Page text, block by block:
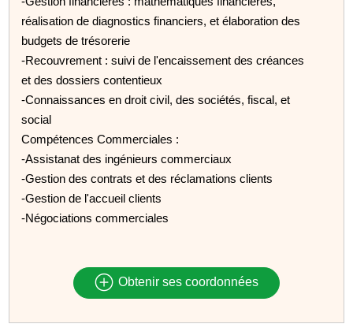
réalisation de diagnostics financiers, et élaboration des
budgets de trésorerie
-Recouvrement : suivi de l'encaissement des créances
et des dossiers contentieux
-Connaissances en droit civil, des sociétés, fiscal, et
social
Compétences Commerciales :
-Assistanat des ingénieurs commerciaux
-Gestion des contrats et des réclamations clients
-Gestion de l'accueil clients
-Négociations commerciales
Obtenir ses coordonnées